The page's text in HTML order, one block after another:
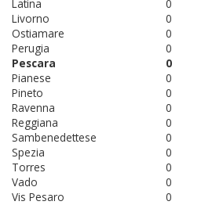
0
Latina
0
Livorno
0
Ostiamare
0
Perugia
0
Pescara
0
Pianese
0
Pineto
0
Ravenna
0
Reggiana
0
Sambenedettese
0
Spezia
0
Torres
0
Vado
0
Vis Pesaro